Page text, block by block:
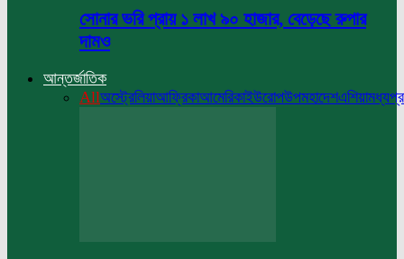
সোনার ভরি প্রায় ১ লাখ ৯০ হাজার, বেড়েছে রুপার
দামও
আন্তর্জাতিক
Allঅস্ট্রেলিয়াআফ্রিকাআমেরিকাইউরোপউপমহাদেশএশিয়া